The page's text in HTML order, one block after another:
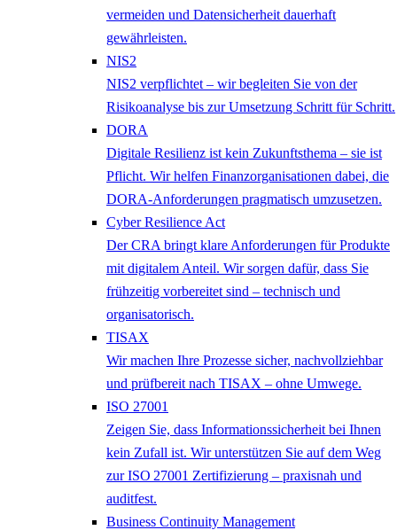
vermeiden und Datensicherheit dauerhaft
gewährleisten.
NIS2
NIS2 verpflichtet – wir begleiten Sie von der
Risikoanalyse bis zur Umsetzung Schritt für Schritt.
DORA
Digitale Resilienz ist kein Zukunftsthema – sie ist
Pflicht. Wir helfen Finanzorganisationen dabei, die
DORA-Anforderungen pragmatisch umzusetzen.
Cyber Resilience Act
Der CRA bringt klare Anforderungen für Produkte
mit digitalem Anteil. Wir sorgen dafür, dass Sie
frühzeitig vorbereitet sind – technisch und
organisatorisch.
TISAX
Wir machen Ihre Prozesse sicher, nachvollziehbar
und prüfbereit nach TISAX – ohne Umwege.
ISO 27001
Zeigen Sie, dass Informationssicherheit bei Ihnen
kein Zufall ist. Wir unterstützen Sie auf dem Weg
zur ISO 27001 Zertifizierung – praxisnah und
auditfest.
Business Continuity Management